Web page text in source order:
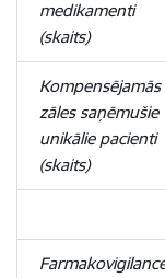
medikamenti
(skaits)
Kompensējamās
zāles saņēmušie
unikālie pacienti
(skaits)